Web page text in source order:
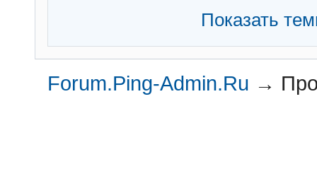
Показать
Forum.Ping-Admin.Ru →